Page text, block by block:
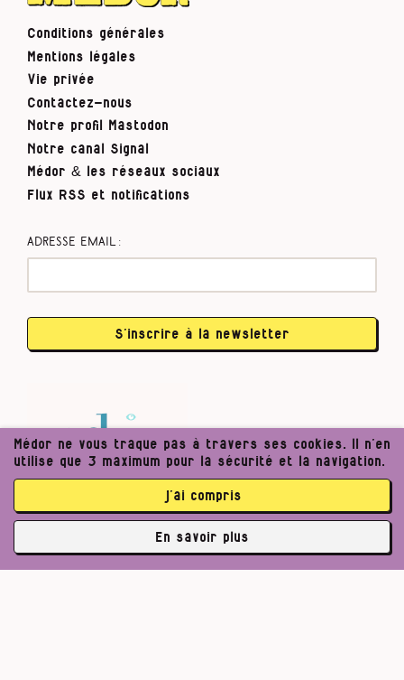
Conditions générales
Mentions légales
Vie privée
Contactez-nous
Notre profil Mastodon
Notre canal Signal
Médor & les réseaux sociaux
Flux RSS et notifications
Adresse email :
S’inscrire à la newsletter
Médor ne vous traque pas à travers ses cookies. Il n’en
utilise que 3 maximum pour la sécurité et la navigation.
j’ai compris
En savoir plus